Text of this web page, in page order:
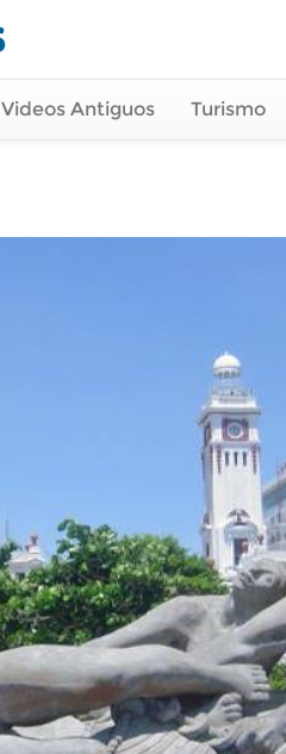
Videos Antiguos Turismo